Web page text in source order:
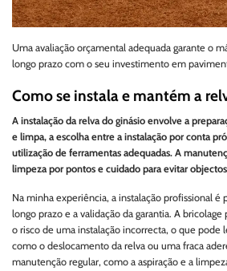
Uma avaliação orçamental adequada garante o
longo prazo com o seu investimento em
Como se instala e mantém a
A instalação da relva do ginásio envolve a
e limpa, a escolha entre a instalação por conta
utilização de ferramentas adequadas. A
limpeza por pontos e cuidado para evitar
Na minha experiência, a instalação profissional é
longo prazo e a validação da garantia. A
o risco de uma instalação incorrecta, o que pode
como o deslocamento da relva ou uma fraca
manutenção regular, como a aspiração e a